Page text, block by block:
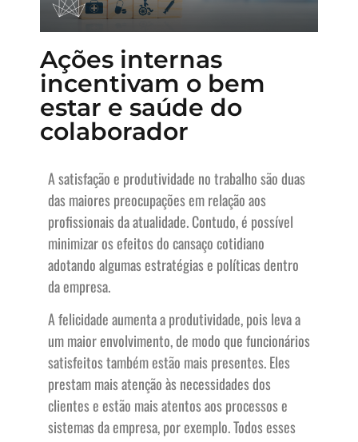
Ações internas
incentivam o bem
estar e saúde do
colaborador
A satisfação e produtividade no trabalho são duas
das maiores preocupações em relação aos
profissionais da atualidade. Contudo, é possível
minimizar os efeitos do cansaço cotidiano
adotando algumas estratégias e políticas dentro
da empresa.
A felicidade aumenta a produtividade, pois leva a
um maior envolvimento, de modo que funcionários
satisfeitos também estão mais presentes. Eles
prestam mais atenção às necessidades dos
clientes e estão mais atentos aos processos e
sistemas da empresa, por exemplo. Todos esses